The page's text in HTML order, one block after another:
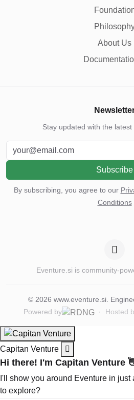
About Us
Stay updated with the
Subscribe
By subscribing, you agree to our
Conditions
Eventure.si is community-
© 2026 www.eventure.si.
Powered by
· Hosted
Capitan Venture
Hi there! I'm Capitan Venture
I'll show you around Eventure in
to explore?